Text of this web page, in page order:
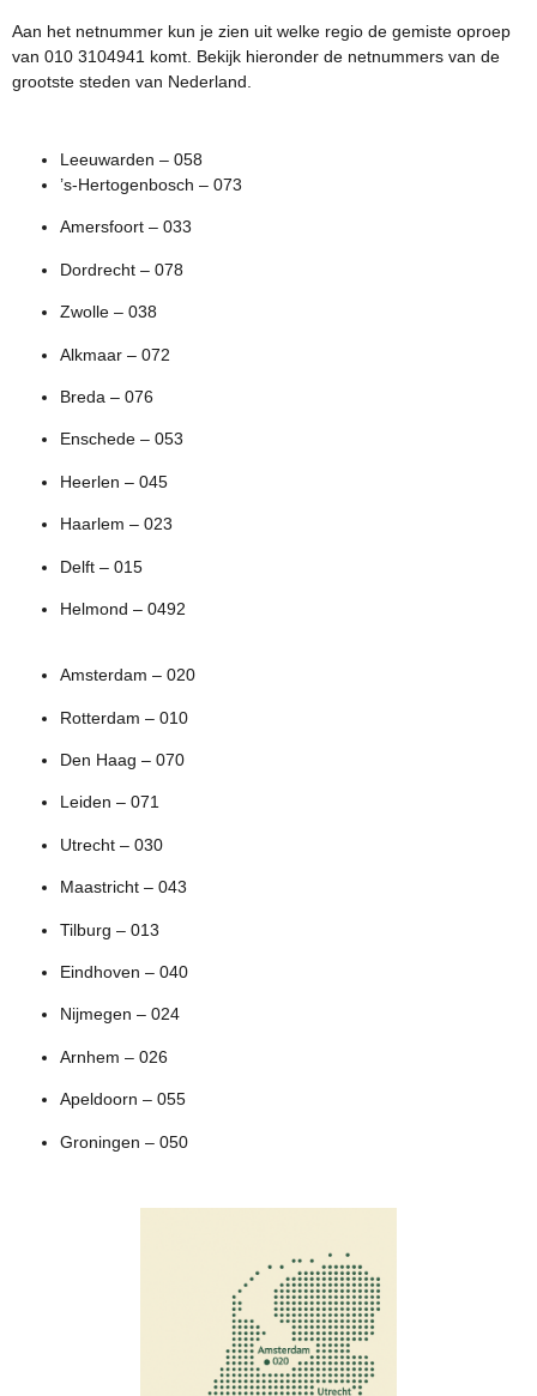
Aan het netnummer kun je zien uit welke regio de gemiste oproep
van 010 3104941 komt. Bekijk hieronder de netnummers van de
grootste steden van Nederland.
Leeuwarden – 058
’s-Hertogenbosch – 073
Amersfoort – 033
Dordrecht – 078
Zwolle – 038
Alkmaar – 072
Breda – 076
Enschede – 053
Heerlen – 045
Haarlem – 023
Delft – 015
Helmond – 0492
Amsterdam – 020
Rotterdam – 010
Den Haag – 070
Leiden – 071
Utrecht – 030
Maastricht – 043
Tilburg – 013
Eindhoven – 040
Nijmegen – 024
Arnhem – 026
Apeldoorn – 055
Groningen – 050